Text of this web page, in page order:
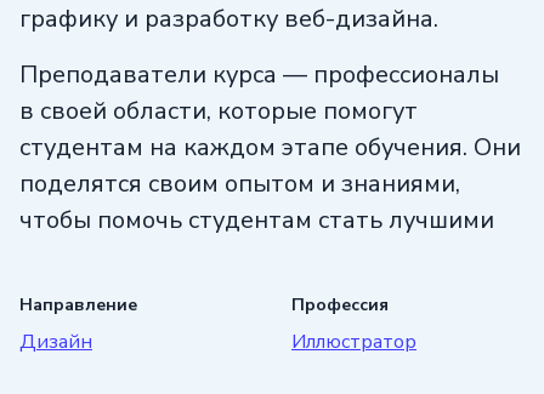
графику и разработку веб-дизайна.
Преподаватели курса — профессионалы
в своей области, которые помогут
студентам на каждом этапе обучения. Они
поделятся своим опытом и знаниями,
чтобы помочь студентам стать лучшими
После окончания курса вы получите
сертификат, который подтвердит ваши
Направление
Дизайн
Профессия
Иллюстратор